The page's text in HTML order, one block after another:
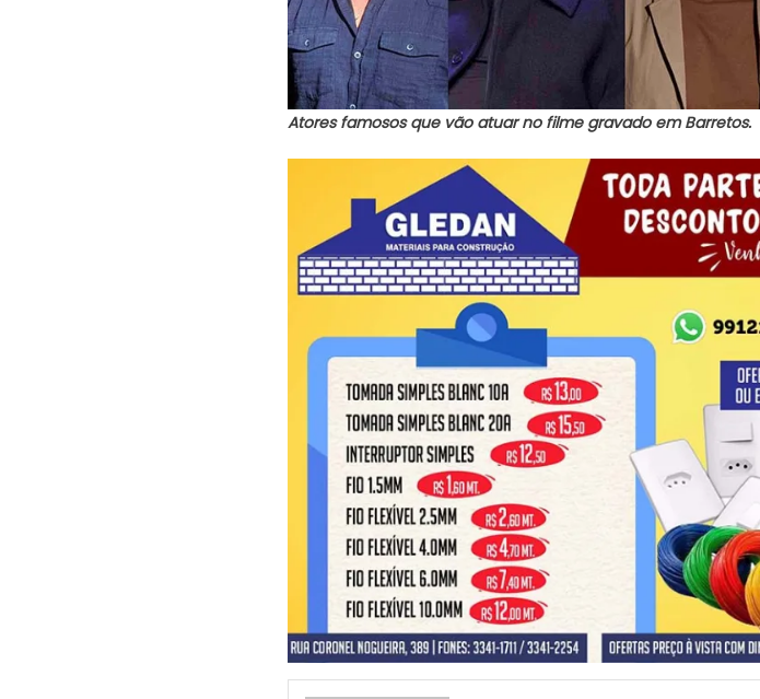
Atores famosos que vão atuar no filme gravado em Barretos.